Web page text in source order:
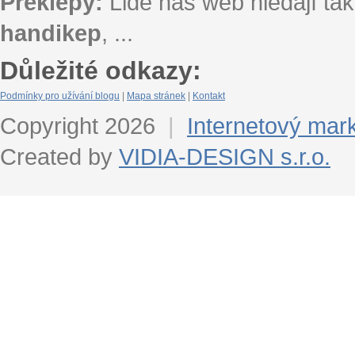
handikep, ...
Důležité odkazy:
Podmínky pro užívání blogu Mapa stránek Kontakt
Copyright 2026 |
Internetový
Created by VIDIA-DESIGN s.r.o.